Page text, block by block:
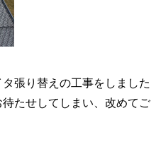
張り替えの工事をしました
たせしてしまい、改めてご